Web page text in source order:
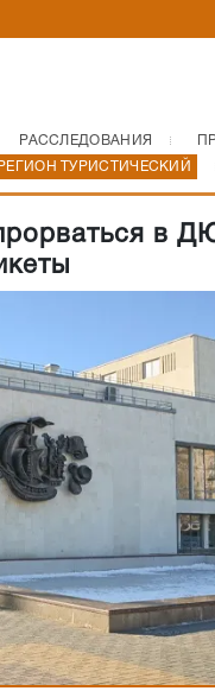
РАССЛЕДОВАНИЯ
РЕГИОН ТУРИСТИЧЕСКИЙ
в